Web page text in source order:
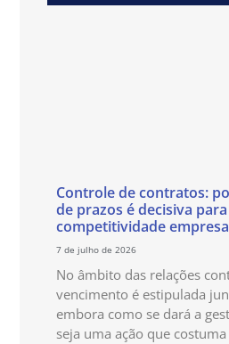
Controle de contratos:
de prazos é decisiva para
competitividade
7 de julho de 2026
No âmbito das relações
vencimento é estipulada
embora como se dará a
seja uma ação que